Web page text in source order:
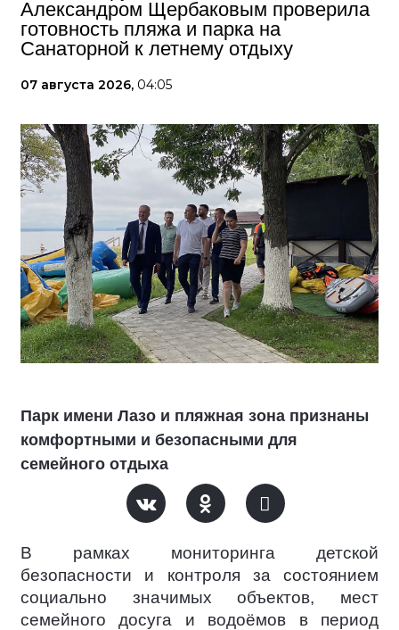
Александром Щербаковым проверила
готовность пляжа и парка на
Санаторной к летнему отдыху
07 августа 2026, 04:05
Парк имени Лазо и пляжная зона признаны
комфортными и безопасными для
семейного отдыха
В рамках мониторинга детской
безопасности и контроля за состоянием
социально значимых объектов, мест
семейного досуга и водоёмов в период